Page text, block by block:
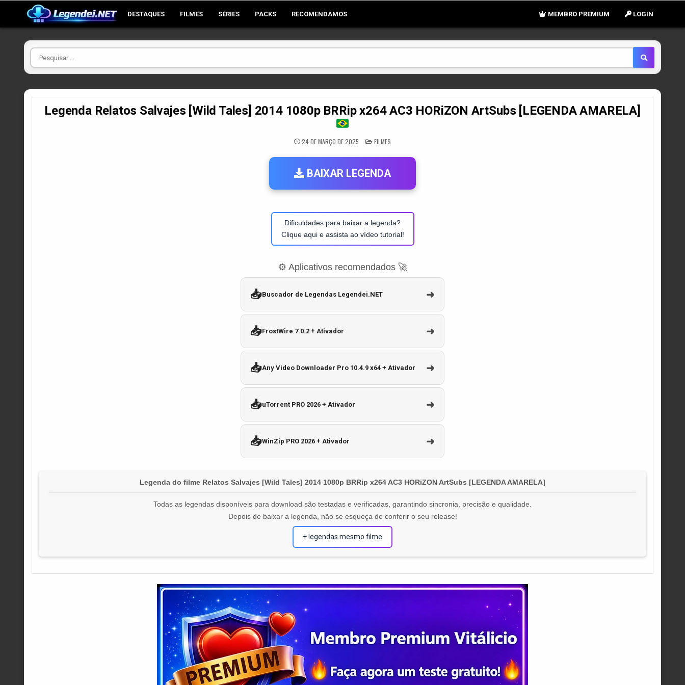
DESTAQUES FILMES SÉRIES PACKS RECOMENDAMOS LOGIN
MEMBRO PREMIUM
Pesquisar
por
Legenda Relatos Salvajes [Wild Tales] 2014 1080p BRRip x264 AC3 HORiZON ArtSubs [LEGENDA AMARELA]
24 DE MARÇO DE 2025 POSTED
IN
FILMES
BAIXAR LEGENDA
Dificuldades para baixar a legenda?
Clique aqui e assista ao vídeo tutorial!
⚙️ Aplicativos recomendados 🚀
📥Buscador de Legendas Legendei.NET ➜
📥FrostWire 7.0.2 + Ativador ➜
📥Any Video Downloader Pro 10.4.9 x64 + Ativador ➜
📥uTorrent PRO 2026 + Ativador ➜
📥WinZip PRO 2026 + Ativador ➜
Legenda do filme Relatos Salvajes [Wild Tales] 2014 1080p BRRip x264 AC3 HORiZON ArtSubs [LEGENDA AMARELA]
Todas as legendas disponíveis para download são testadas e verificadas, garantindo sincronia, precisão e qualidade.
Depois de baixar a legenda, não se esqueça de conferir o seu release!
+ legendas mesmo filme